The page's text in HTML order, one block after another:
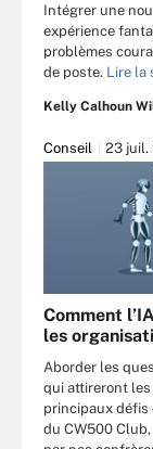
Intégrer une
expérience
problèmes
de poste. Lire la
Kelly Calhoun
Conseil 23 juil.
Comment
les
Aborder les
qui attireront
principaux défis
du CW500